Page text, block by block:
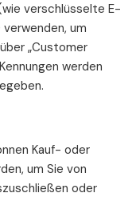
verschlüsselte E-
um
„Customer
werden
Kauf- oder
um Sie von
oder